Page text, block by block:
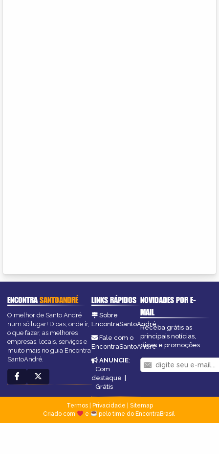
ENCONTRASANTOANDRÉ
O melhor de Santo André
num só lugar! Dicas, onde ir,
o que fazer, as melhores
empresas, locais, serviços e
muito mais no guia Encontra
SantoAndré.
LINKS RÁPIDOS
Sobre
EncontraSantoAndré
Fale com o
EncontraSantoAndré
ANUNCIE:
Com
destaque
Grátis
NOVIDADES POR E-
MAIL
Receba grátis as
principais notícias,
dicas e promoções
Termos| Privacidade
Sitemap
Criado com
e pelo time do EncontraBrasil